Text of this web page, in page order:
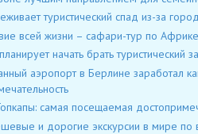
туристический спад из-за
всей жизни – сафари-тур по Африке
начать брать туристический
аэропорт в Берлине заработал
самая посещаемая
и дорогие экскурсии в мире по